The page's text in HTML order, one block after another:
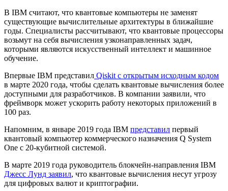
В IBM считают, что квантовые компьютеры не заменят
существующие вычислительные архитектуры в ближайшие
годы. Специалисты рассчитывают, что квантовые процессоры
возьмут на себя вычисления узконаправленных задач,
которыми являются искусственный интеллект и машинное
обучение.
Впервые IBM представил Qiskit с открытым исходным кодом
в марте 2020 года, чтобы сделать квантовые вычисления более
доступными для разработчиков. В компании заявили, что
фреймворк может ускорить работу некоторых приложений в
100 раз.
Напомним, в январе 2019 года IBM представил первый
квантовый компьютер коммерческого назначения Q System
One с 20-кубитной системой.
В марте 2019 года руководитель блокчейн-направления IBM
Джесс Лунд заявил, что квантовые вычисления несут угрозу
для цифровых валют и криптографии.